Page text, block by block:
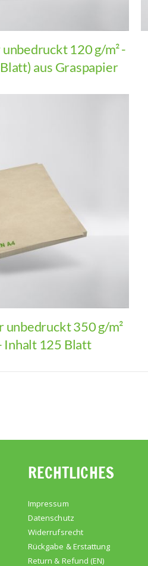
120 g/m² -
aus Graspapier
unbedruckt 350 g/m²
Inhalt 125 Blatt
RECHTLICHES
Impressum
Datenschutz
Widerrufsrecht
Rückgabe & Erstattung
Return & Refund (EN)